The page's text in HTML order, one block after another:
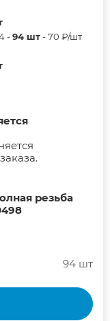
-94 шт- 70 ₽/шт
резьба
94 шт